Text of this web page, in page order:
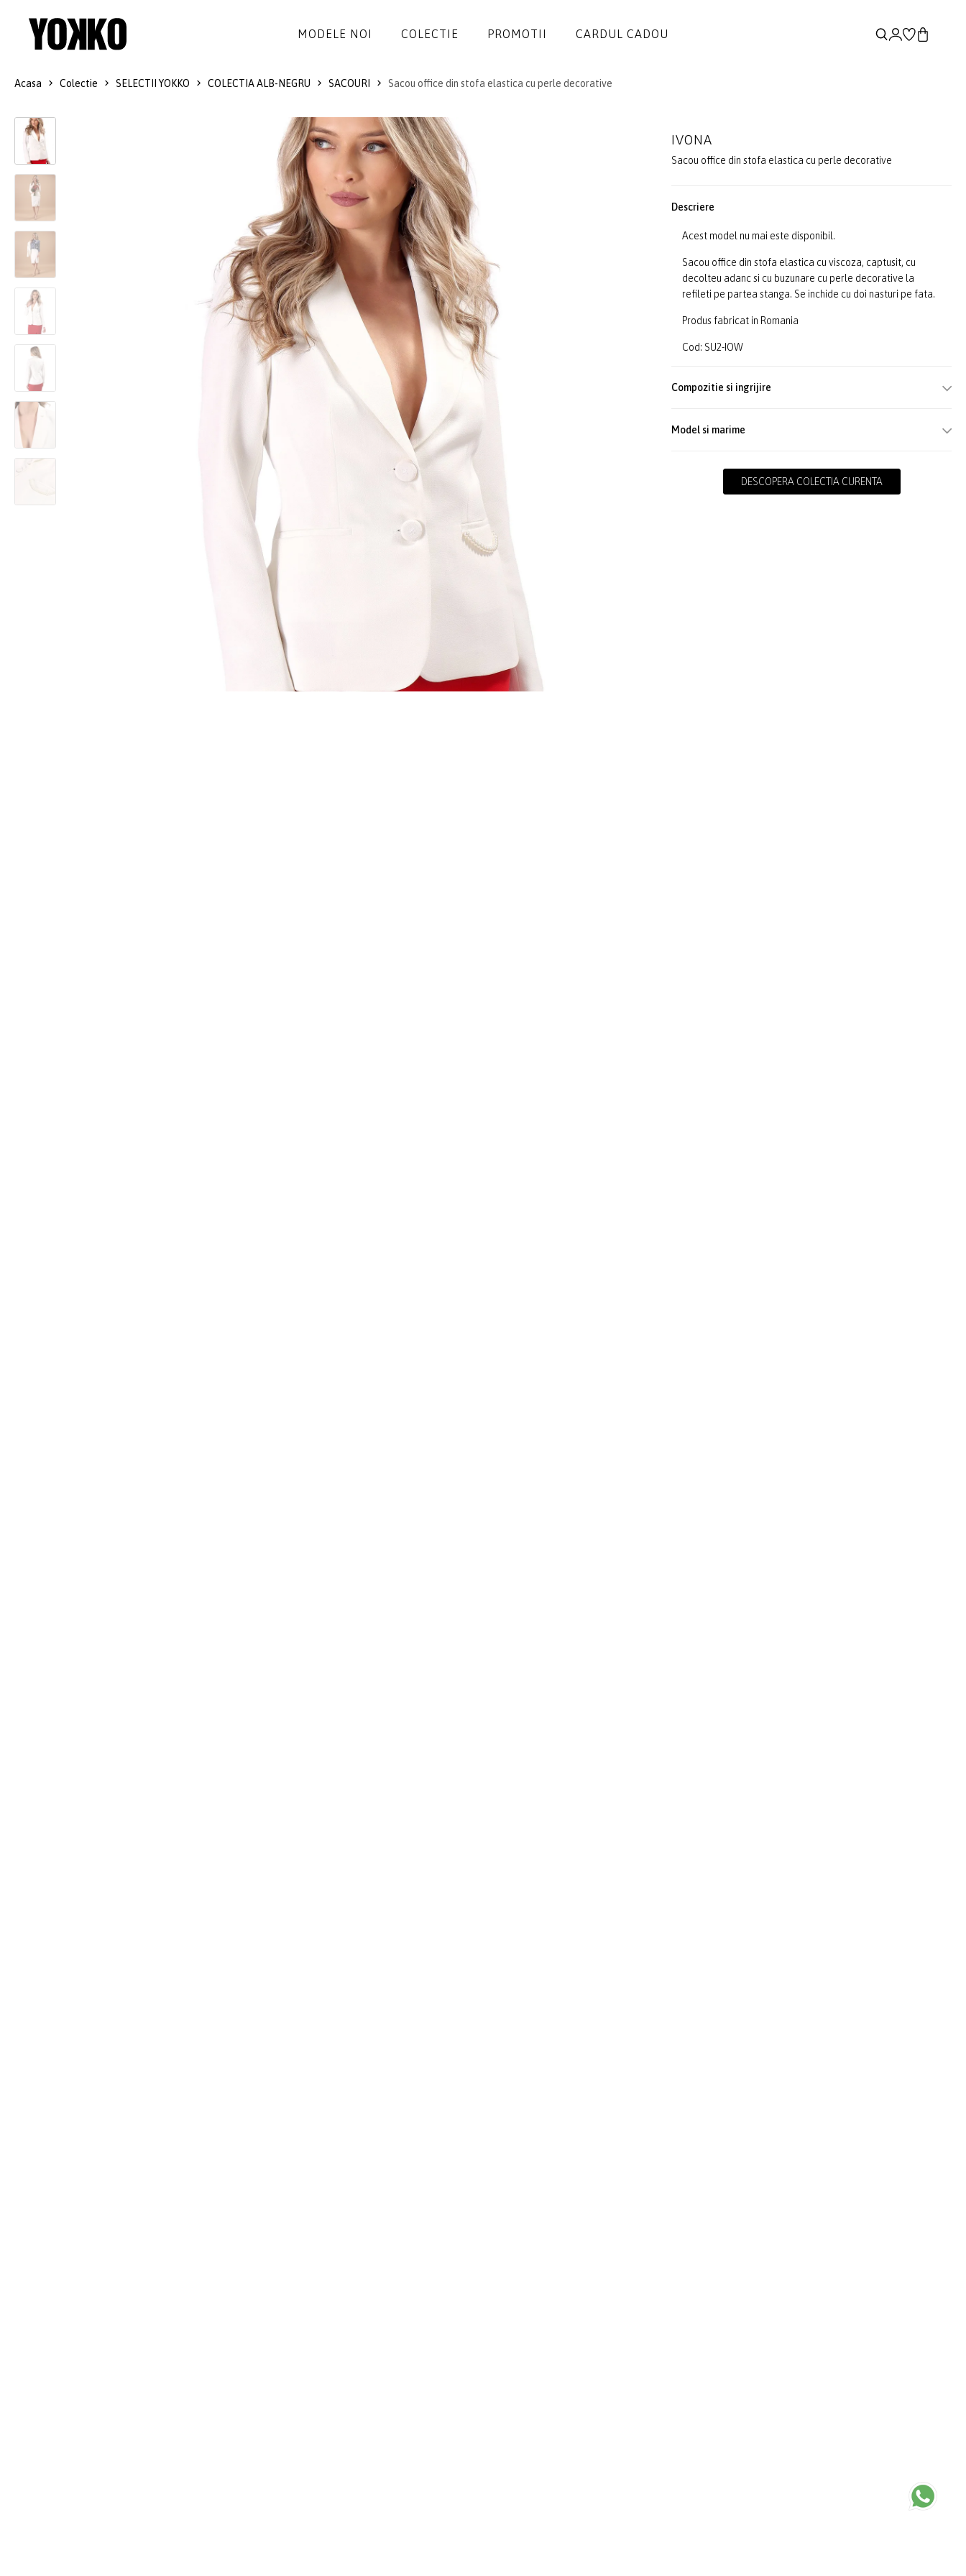
MODELE NOI COLECTIE
LITTLE BLACK DRESS
ROCHII LUNGI
ROCHII DE DANTELA
COSTUME DAMA
IDEI DE CADOURI
SALOPETE
SACOURI
JACHETE
FUSTE
PANTALONI
ACCESORII
PROMOTII
SACOURI
JACHETE
FUSTE
PANTALONI
BLUZE
ACCESORII
CARDUL CADOU
Acasa Colectie SELECTII YOKKO COLECTIA ALB-NEGRU SACOURI Sacou office din stofa elastica cu perle decorative
IVONA
Sacou office din stofa elastica cu perle decorative
Descriere
Acest model nu mai este disponibil.
Sacou office din stofa elastica cu viscoza, captusit, cu
decolteu adanc si cu buzunare cu perle decorative la
refileti pe partea stanga. Se inchide cu doi nasturi pe fata.
Produs fabricat in Romania
Cod: SU2-IOW
Compozitie si ingrijire
Model si marime
DESCOPERA COLECTIA CURENTA